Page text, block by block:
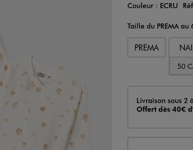
Couleur
Couleur : ECRU
Taille du PREMA au
PREMA
50
Livraison
Livraison sous 2
Offert dès 40€